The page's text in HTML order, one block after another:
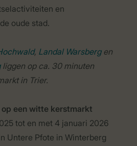
en
oude stad.
, Landal Warsbergen
liggen op ca. 30 minuten
in Trier.
een witte kerstmarkt
tot en met 4 januari 2026
Untere Pfote in Winterberg